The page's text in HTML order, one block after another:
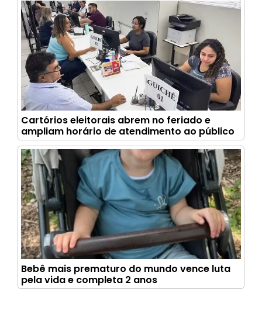
Cartórios eleitorais abrem no feriado e
ampliam horário de atendimento ao público
Bebê mais prematuro do mundo vence luta
pela vida e completa 2 anos